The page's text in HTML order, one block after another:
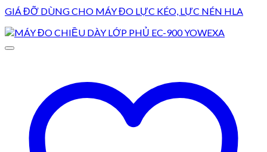
GIÁ ĐỠ DÙNG CHO MÁY ĐO LỰC KÉO, LỰC NÉN HLA